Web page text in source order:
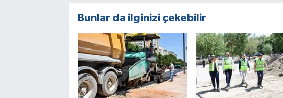
Bunlar da ilginizi çekebilir